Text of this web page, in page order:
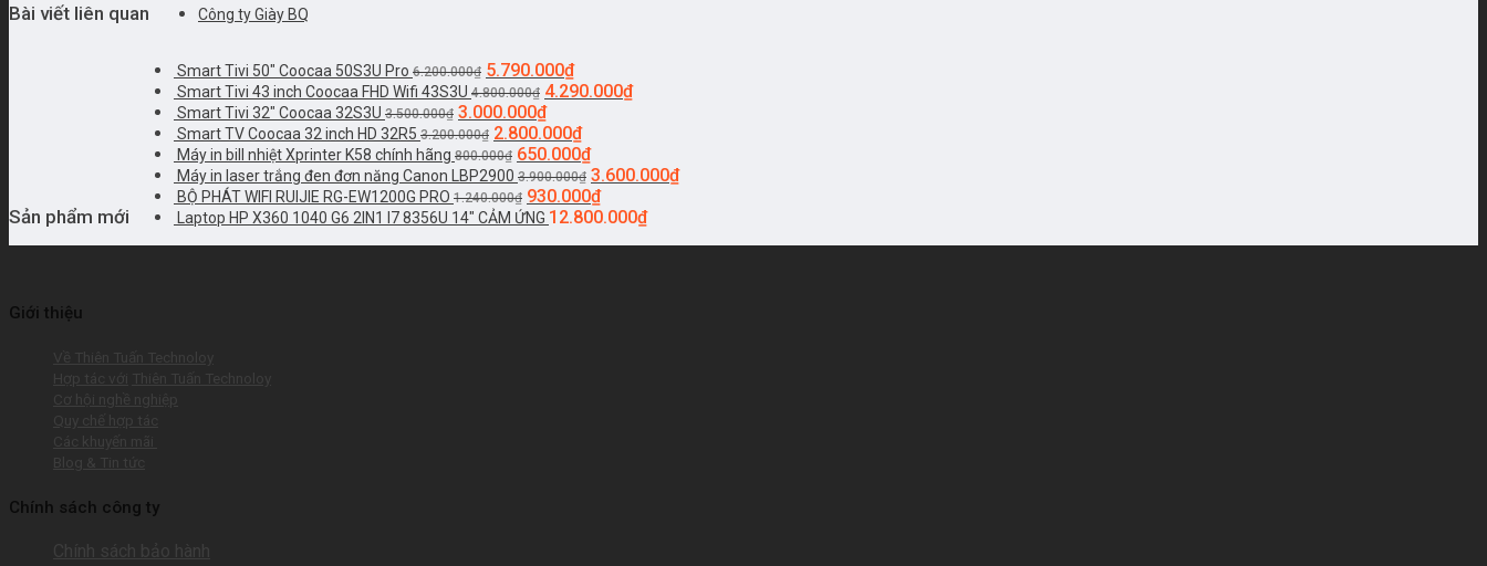
Bài viết liên quan Công ty Giày BQ
Sản phẩm mới
Smart Tivi 50" Coocaa 50S3U Pro 6.200.000₫ 5.790.000₫
Smart Tivi 43 inch Coocaa FHD Wifi 43S3U 4.800.000₫ 4.290.000₫
Smart Tivi 32" Coocaa 32S3U 3.500.000₫ 3.000.000₫
Smart TV Coocaa 32 inch HD 32R5 3.200.000₫ 2.800.000₫
Máy in bill nhiệt Xprinter K58 chính hãng 800.000₫ 650.000₫
Máy in laser trắng đen đơn năng Canon LBP2900 3.900.000₫ 3.600.000₫
BỘ PHÁT WIFI RUIJIE RG-EW1200G PRO 1.240.000₫ 930.000₫
Laptop HP X360 1040 G6 2IN1 I7 8356U 14" CẢM ỨNG 12.800.000₫
Giới thiệu
Về Thiên Tuấn Technoloy
Hợp tác với
Thiên Tuấn Technoloy
Cơ hội nghề nghiệp
Quy chế hợp tác
Blog & Tin tức
Chính sách công ty
Chính sách bảo hành